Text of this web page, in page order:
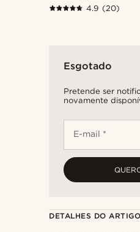
4.9 (20)
Esgotado
Pretende ser
novamente
E-mail *
DETALHES DO ARTIGO